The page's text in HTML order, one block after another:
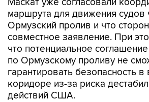
маршрута для движения судов
Ормузский пролив и что
совместное заявление. При
что потенциальное
по Ормузскому проливу не
гарантировать безопасность
коридоре из-за риска
действий США.